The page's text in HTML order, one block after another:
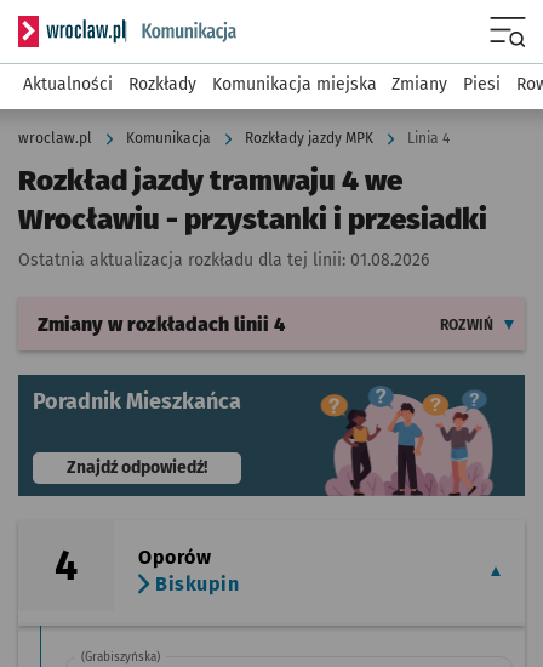
Serwis informacyjny wroclaw.pl podserwis: Komunikacja
Aktualności Rozkłady Komunikacja miejska Zmiany Piesi
wroclaw.pl Komunikacja Rozkłady jazdy MPK Linia 4
Rozkład jazdy tramwaju 4 we
Wrocławiu - przystanki i przesiadki
Ostatnia aktualizacja rozkładu dla tej linii: 01.08.2026
Zmiany w rozkładach linii 4 ROZWIŃ
Poradnik Mieszkańca
Znajdź odpowiedź!- otworzy się w nowej karcie
4
Oporów
Biskupin
(Grabiszyńska)